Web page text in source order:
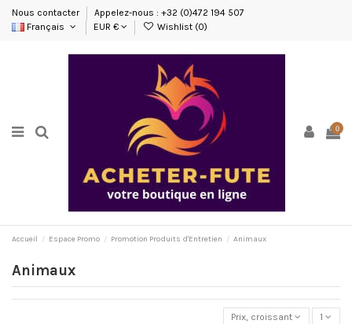
Nous contacter
Appelez-nous : +32 (0)472 194 507
Français
EUR € Wishlist (0)
0
Accueil Espace Promo Promotion Produits d'Entretien Animaux
Animaux
Prix, croissant 1